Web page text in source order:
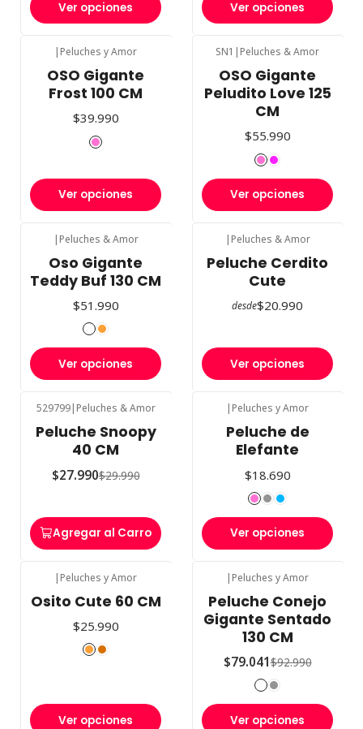
Ver opciones Ver opciones
| Peluches y Amor
OSO Gigante
Frost 100 CM
$39.990
Ver opciones
SN1 | Peluches & Amor
OSO Gigante
Peludito Love 125
CM
$55.990
Ver opciones
| Peluches & Amor
Oso Gigante
Teddy Buf 130 CM
$51.990
Ver opciones
| Peluches & Amor
Peluche Cerdito
Cute
desde$20.990
Ver opciones
529799| Peluches & Amor
Peluche Snoopy
40 CM
$27.990$29.990
Agregar al Carro
| Peluches y Amor
Peluche de
Elefante
$18.690
Ver opciones
| Peluches y Amor
Osito Cute 60 CM
$25.990
Ver opciones
| Peluches y Amor
Peluche Conejo
Gigante Sentado
130 CM
$79.041$92.990
Ver opciones